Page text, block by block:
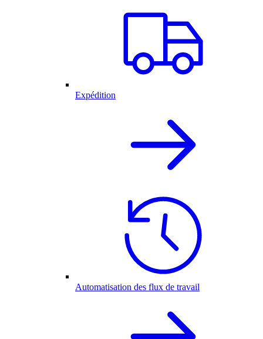
Expédition
Automatisation des flux de travail